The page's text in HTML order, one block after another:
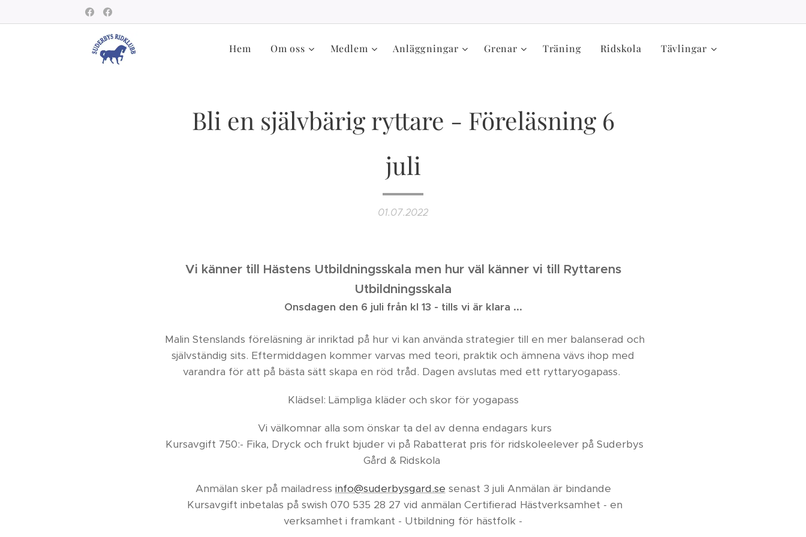
Hem Om oss Medlem Anläggningar Grenar Träning Ridskola Tävlingar
Bli en självbärig ryttare - Föreläsning 6
juli
01.07.2022
Vi känner till Hästens Utbildningsskala men hur väl känner vi till Ryttarens
Utbildningsskala
Onsdagen den 6 juli från kl 13 - tills vi är klara ...
Malin Stenslands föreläsning är inriktad på hur vi kan använda strategier till en mer balanserad och
självständig sits. Eftermiddagen kommer varvas med teori, praktik och ämnena vävs ihop med
varandra för att på bästa sätt skapa en röd tråd. Dagen avslutas med ett ryttaryogapass.
Klädsel: Lämpliga kläder och skor för yogapass
Vi välkomnar alla som önskar ta del av denna endagars kurs
Kursavgift 750:- Fika, Dryck och frukt bjuder vi på Rabatterat pris för ridskoleelever på Suderbys
Gård & Ridskola
Anmälan sker på mailadress info@suderbysgard.se senast 3 juli Anmälan är bindande
Kursavgift inbetalas på swish 070 535 28 27 vid anmälan Certifierad Hästverksamhet - en
verksamhet i framkant - Utbildning för hästfolk -